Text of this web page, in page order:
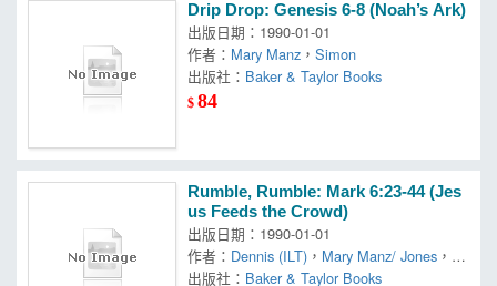
Drip Drop: Genesis 6-8 (Noah’s Ark)
出版日期：1990-01-01
作者： Mary Manz ，Simon
出版社： Baker & Taylor Books
$84
Rumble, Rumble: Mark 6:23-44 (Jes
us Feeds the Crowd)
出版日期：1990-01-01
作者： Dennis (ILT) ， Mary Manz/ Jones ， Si
mon
出版社： Baker & Taylor Books